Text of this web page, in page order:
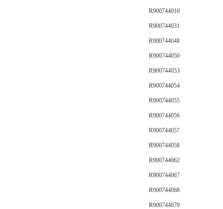
R900744010
R900744031
R900744048
R900744050
R900744053
R900744054
R900744055
R900744056
R900744057
R900744058
R900744062
R900744067
R900744068
R900744070